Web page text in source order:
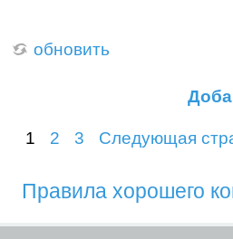
обновить
1 2 3 Следующая
Правила хорошего